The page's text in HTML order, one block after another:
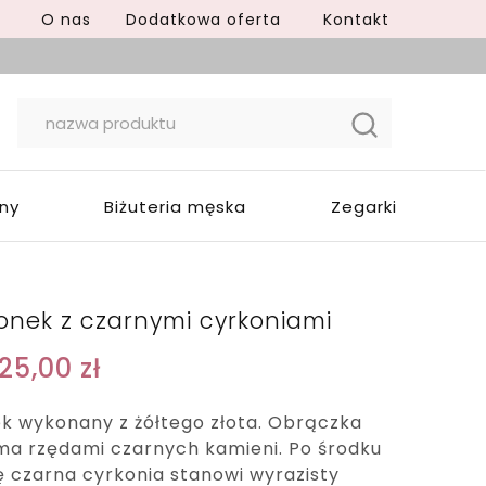
O nas Dodatkowa oferta Kontakt
Biżuteria męska Zegarki
z czarnymi cyrkoniami
zł
wykonany z żółtego złota. Obrączka
rzędami czarnych kamieni. Po środku
czarna cyrkonia stanowi wyrazisty